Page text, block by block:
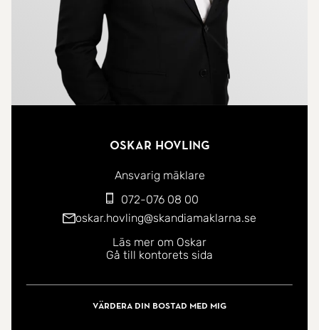
Oskar Hovling
Ansvarig mäklare
072-076 08 00
oskar.hovling@skandiamaklarna.se
Läs mer om Oskar
Gå till kontorets sida
Värdera din bostad med mig